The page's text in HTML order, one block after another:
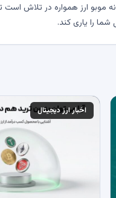
ارز همواره در تلاش است
را یاری کند.
اخبار ارز دیجیتال